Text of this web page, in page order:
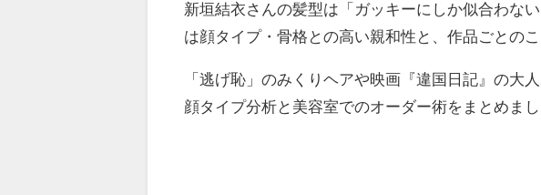
新垣結衣さんの髪型は「ガッキーにしか似合わな
は顔タイプ・骨格との高い親和性と、作品ごとのこ
「逃げ恥」のみくりヘアや映画『違国日記』の大
顔タイプ分析と美容室でのオーダー術をまとめまし